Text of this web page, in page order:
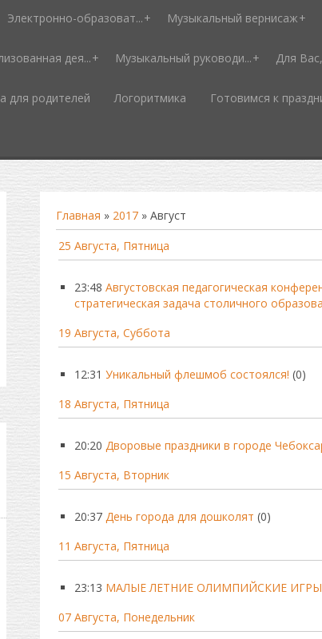
Электронно-образоват... Музыкальный вернисаж
дея... Музыкальный руководи... Для
для родителей Логоритмика Готовимся к
Главная » 2017 » Август
25 Августа, Пятница
23:48 Августовская педагогическая
стратегическая задача столичного
19 Августа, Суббота
12:31 Уникальный флешмоб состоялся! (0)
18 Августа, Пятница
20:20 Дворовые праздники в городе
15 Августа, Вторник
20:37 День города для дошколят (0)
11 Августа, Пятница
23:13 МАЛЫЕ ЛЕТНИЕ ОЛИМПИЙСКИЕ
07 Августа, Понедельник